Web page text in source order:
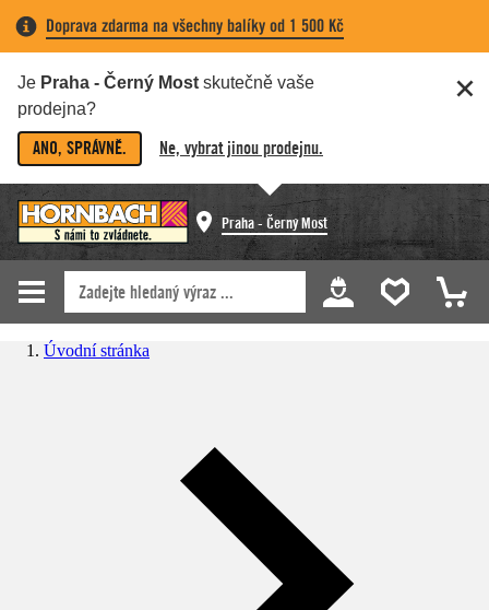
Doprava zdarma na všechny balíky od 1 500 Kč
Je Praha - Černý Most skutečně vaše
prodejna?
ANO, SPRÁVNĚ. Ne, vybrat jinou prodejnu.
Praha - Černý Most
Úvodní stránka